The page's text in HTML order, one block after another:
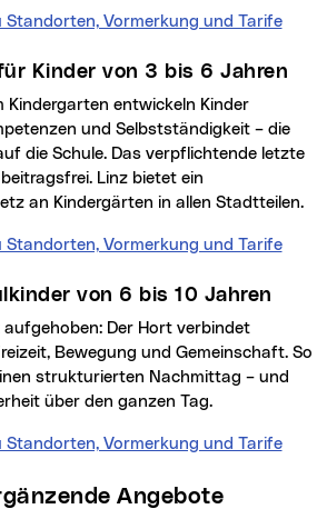
Standorten, Vormerkung und Tarifeder
für Kinder von 3 bis 6 Jahren
und Selbstständigkeit – die
die Schule. Das verpflichtende letzte
Linz bietet ein
an Kindergärten in allen Stadtteilen.
Standorten, Vormerkung und Tarifeder
von 6 bis 10 Jahren
Bewegung und Gemeinschaft. So
strukturierten Nachmittag – und
über den ganzen Tag.
Standorten, Vormerkung und Tarifeder
Angebote